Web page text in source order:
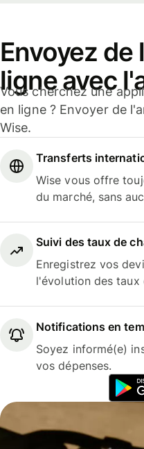
Envoyez de
ligne avec
Vous cherchez une
en ligne ? Envoyer de
Wise.
Transferts
Wise vous offre
du marché, sans
Suivi des taux de
Enregistrez vos
l'évolution des taux
Notifications en
Soyez informé(e)
vos dépenses.